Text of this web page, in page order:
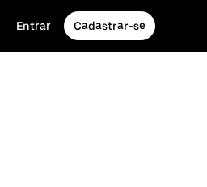
Entrar Cadastrar-se